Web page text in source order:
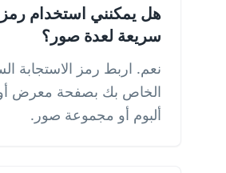
هل يمكنني استخدام
سريعة لعدة صور؟
نعم. اربط رمز الاستجابة
الخاص بك بصفحة معرض
ألبوم أو مجموعة صور.